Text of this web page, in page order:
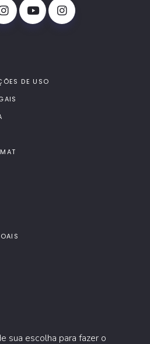
DE USO
sua escolha para fazer o